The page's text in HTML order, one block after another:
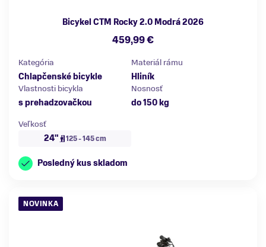
Bicykel CTM Rocky 2.0 Modrá 2026
459,99 €
Kategória
Chlapčenské bicykle
Materiál rámu
Hliník
Vlastnosti bicykla
s prehadzovačkou
Nosnosť
do 150 kg
Veľkosť
24"
125 - 145 cm
Posledný kus skladom
NOVINKA